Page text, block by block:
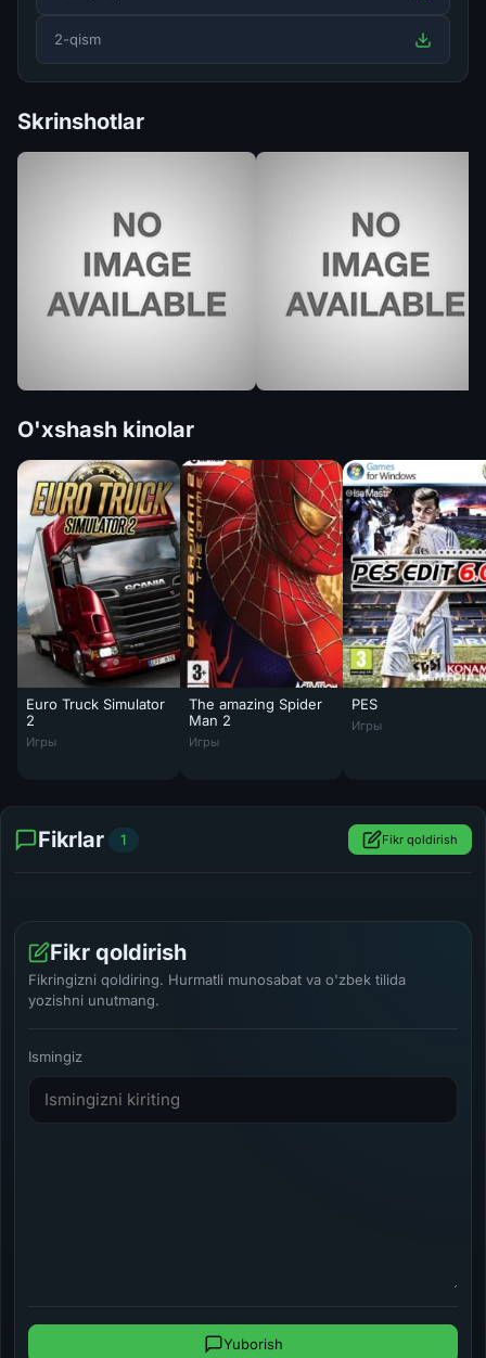
2-qism
Skrinshotlar
O'xshash kinolar
Euro Truck Simulator
2
Euro Truck Simulator 2 - 2012 PC Game
Игры
The amazing Spider
Man 2
The amazing Spider Man 2 Tas-IX
Игры
PES
PES 2013 PES Edit
Игры
Fikrlar 1 Fikr qoldirish
Fikr qoldirish
Fikringizni qoldiring. Hurmatli munosabat va o'zbek tilida
yozishni unutmang.
Ismingiz
Yuborish